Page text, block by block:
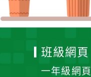
班級網頁
一年級網頁